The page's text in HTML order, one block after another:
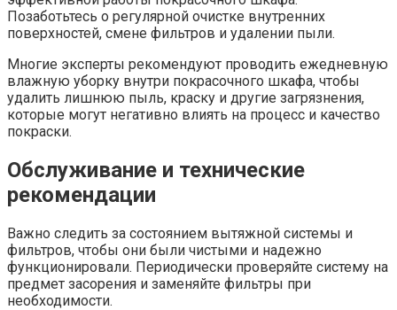
Позаботьтесь о регулярной очистке внутренних
поверхностей, смене фильтров и удалении пыли.
Многие эксперты рекомендуют проводить ежедневную
влажную уборку внутри покрасочного шкафа, чтобы
удалить лишнюю пыль, краску и другие загрязнения,
которые могут негативно влиять на процесс и качество
покраски.
Обслуживание и технические
рекомендации
Важно следить за состоянием вытяжной системы и
фильтров, чтобы они были чистыми и надежно
функционировали. Периодически проверяйте систему на
предмет засорения и заменяйте фильтры при
необходимости.